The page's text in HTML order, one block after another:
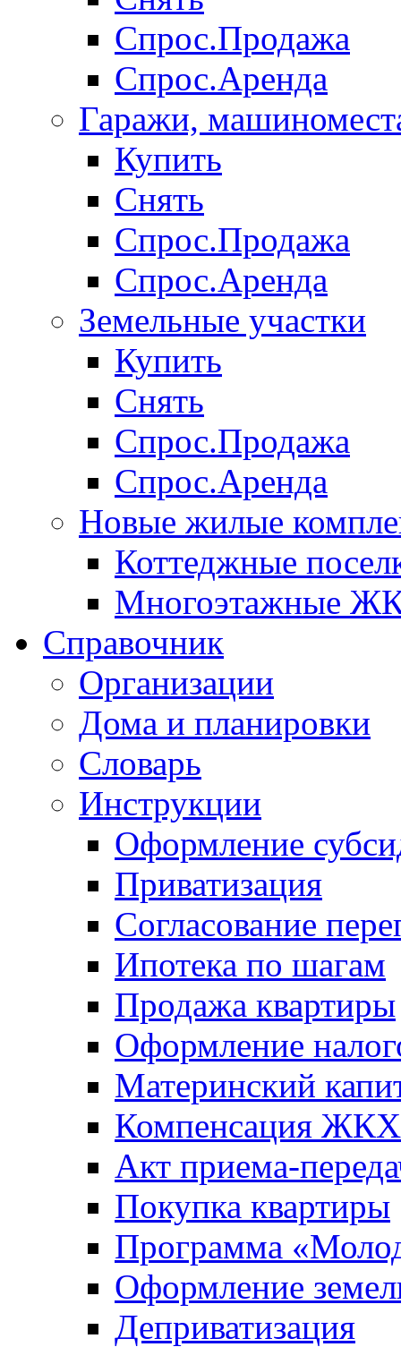
Спрос.Продажа
Спрос.Аренда
Гаражи,
Купить
Снять
Спрос.Продажа
Спрос.Аренда
Земельные участки
Купить
Снять
Спрос.Продажа
Спрос.Аренда
Новые жилые
Коттеджные
Многоэтажные
Справочник
Организации
Дома и планировки
Словарь
Инструкции
Оформление
Приватизация
Согласование
Ипотека по шагам
Продажа квартиры
Оформление
Материнский
Компенсация ЖКХ
Акт приема-
Покупка квартиры
Программа
Оформление
Деприватизация